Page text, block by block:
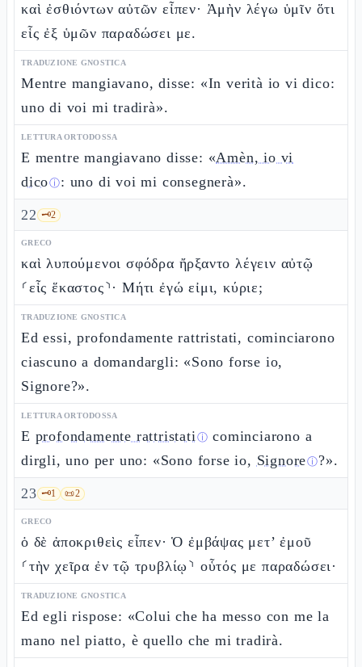
καὶ ἐσθιόντων αὐτῶν εἶπεν· Ἀμὴν λέγω ὑμῖν ὅτι
εἷς ἐξ ὑμῶν παραδώσει με.
TRADUZIONE GNOSTICA
Mentre mangiavano, disse: «In verità io vi dico:
uno di voi mi tradirà».
LETTURA ORTODOSSA
E mentre mangiavano disse: «Amèn, io vi
dicoⓘ: uno di voi mi consegnerà».
22 🗝️2
GRECO
καὶ λυπούμενοι σφόδρα ἤρξαντο λέγειν αὐτῷ
⸂εἷς ἕκαστος⸃· Μήτι ἐγώ εἰμι, κύριε;
TRADUZIONE GNOSTICA
Ed essi, profondamente rattristati, cominciarono
ciascuno a domandargli: «Sono forse io,
Signore?».
LETTURA ORTODOSSA
E profondamente rattristatiⓘ cominciarono a
dirgli, uno per uno: «Sono forse io, Signoreⓘ?».
23 🗝️1 📜2
GRECO
ὁ δὲ ἀποκριθεὶς εἶπεν· Ὁ ἐμβάψας μετ’ ἐμοῦ
⸂τὴν χεῖρα ἐν τῷ τρυβλίῳ⸃ οὗτός με παραδώσει·
TRADUZIONE GNOSTICA
Ed egli rispose: «Colui che ha messo con me la
mano nel piatto, è quello che mi tradirà.